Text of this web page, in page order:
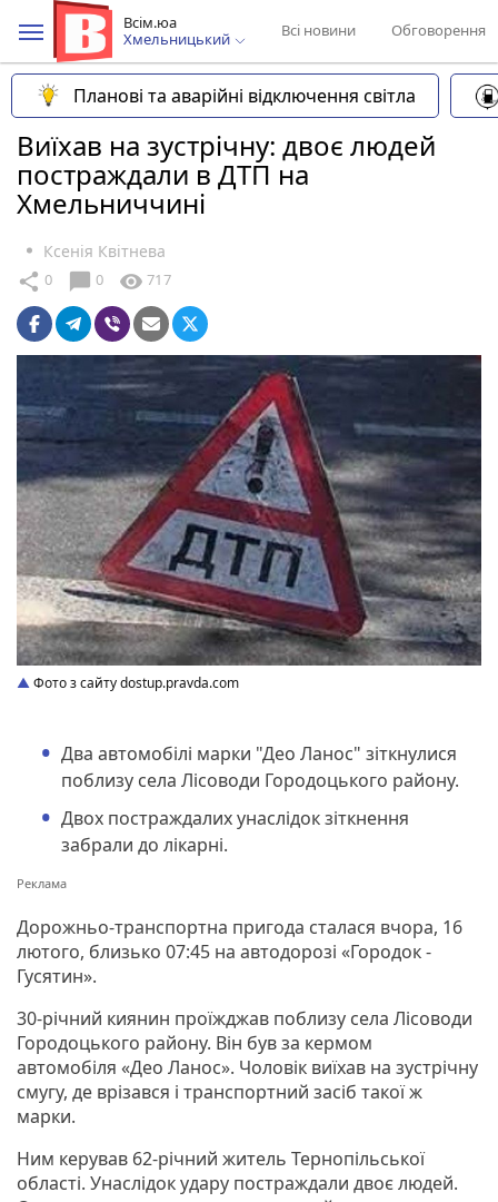
Всім.юа
Хмельницький
Всі новини Обговорення
Планові та аварійні відключення світла
Виїхав на зустрічну: двоє людей
постраждали в ДТП на
Хмельниччині
Ксенія Квітнева
share 0 chat_bubble 0 visibility 717
Фото з сайту dostup.pravda.com
Два автомобілі марки "Део Ланос" зіткнулися
поблизу села Лісоводи Городоцького району.
Двох постраждалих унаслідок зіткнення
забрали до лікарні.
Дорожньо-транспортна пригода сталася вчора, 16
лютого, близько 07:45 на автодорозі «Городок -
Гусятин».
30-річний киянин проїжджав поблизу села Лісоводи
Городоцького району. Він був за кермом
автомобіля «Део Ланос». Чоловік виїхав на зустрічну
смугу, де врізався і транспортний засіб такої ж
марки.
Ним керував 62-річний житель Тернопільської
області. Унаслідок удару постраждали двоє людей.